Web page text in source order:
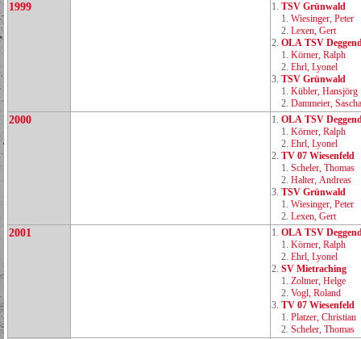
1999 1. TSV Grünwald
1. Wiesinger, Peter
2. Lexen, Gert
2. OLA TSV
1. Körner, Ralph
2. Ehrl, Lyonel
3. TSV Grünwald
1. Kübler, Hansjörg
2. Dammeier, Sascha
2000 1. OLA TSV
1. Körner, Ralph
2. Ehrl, Lyonel
2. TV 07 Wiesenfeld
1. Scheler, Thomas
2. Halter, Andreas
3. TSV Grünwald
1. Wiesinger, Peter
2. Lexen, Gert
2001 1. OLA TSV
1. Körner, Ralph
2. Ehrl, Lyonel
2. SV Mietraching
1. Zoltner, Helge
2. Vogl, Roland
3. TV 07 Wiesenfeld
1. Platzer, Christian
2. Scheler, Thomas